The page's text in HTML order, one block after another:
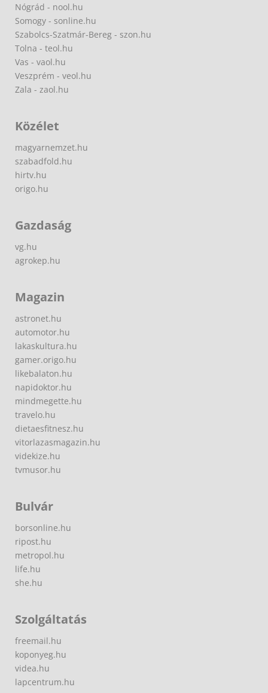
Nógrád - nool.hu
Somogy - sonline.hu
Szabolcs-Szatmár-Bereg - szon.hu
Tolna - teol.hu
Vas - vaol.hu
Veszprém - veol.hu
Zala - zaol.hu
Közélet
magyarnemzet.hu
szabadfold.hu
hirtv.hu
origo.hu
Gazdaság
vg.hu
agrokep.hu
Magazin
astronet.hu
automotor.hu
lakaskultura.hu
gamer.origo.hu
likebalaton.hu
napidoktor.hu
mindmegette.hu
travelo.hu
dietaesfitnesz.hu
vitorlazasmagazin.hu
videkize.hu
tvmusor.hu
Bulvár
borsonline.hu
ripost.hu
metropol.hu
life.hu
she.hu
Szolgáltatás
freemail.hu
koponyeg.hu
videa.hu
lapcentrum.hu